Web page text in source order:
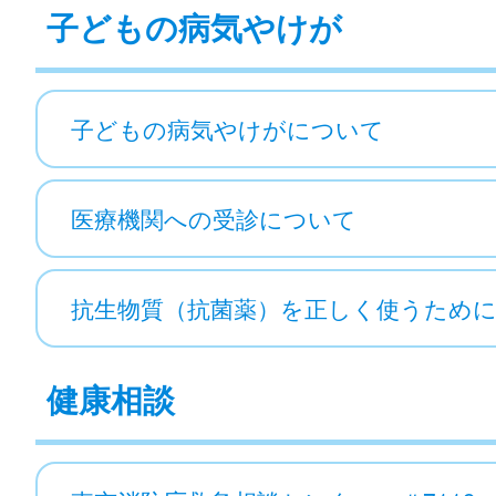
子どもの病気やけが
子どもの病気やけがについて
医療機関への受診について
抗生物質（抗菌薬）を正しく使うために
健康相談